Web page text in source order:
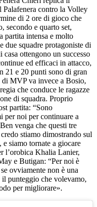
Palafenera contro la Volley
di 2 ore di gioco che
secondo e quarto set,
partita intensa e molto
due squadre protagoniste di
ottengono un successo
ed efficaci in attacco,
21 e 20 punti sono di gran
MVP va invece a Bosio,
che conduce le ragazze
di squadra. Proprio
partita: “Sono
per noi per continuare a
venga che questi tre
stiamo dimostrando sul
siamo tornate a giocare
l’orobica Khalia Lanier,
e Butigan: “Per noi è
ovviamente non è una
punteggio che volevamo,
per migliorare».